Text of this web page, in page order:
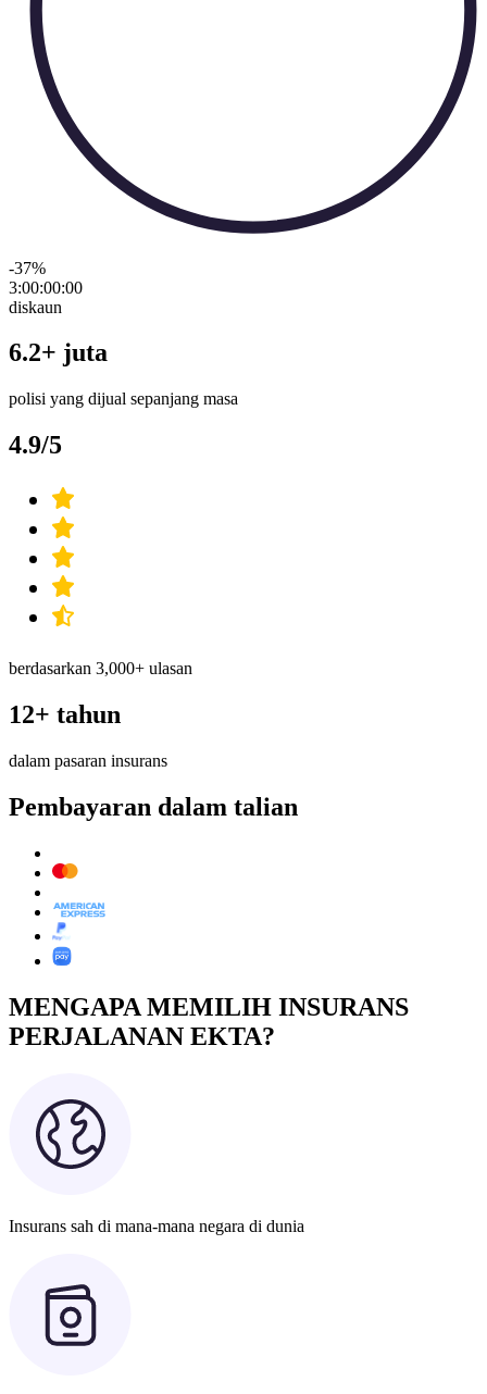
-37%
3:00:00:00
diskaun
6.2+ juta
polisi yang dijual sepanjang masa
4.9/5
berdasarkan 3,000+ ulasan
12+ tahun
dalam pasaran insurans
Pembayaran dalam talian
MENGAPA MEMILIH INSURANS
PERJALANAN EKTA?
Insurans sah di mana-mana negara di dunia